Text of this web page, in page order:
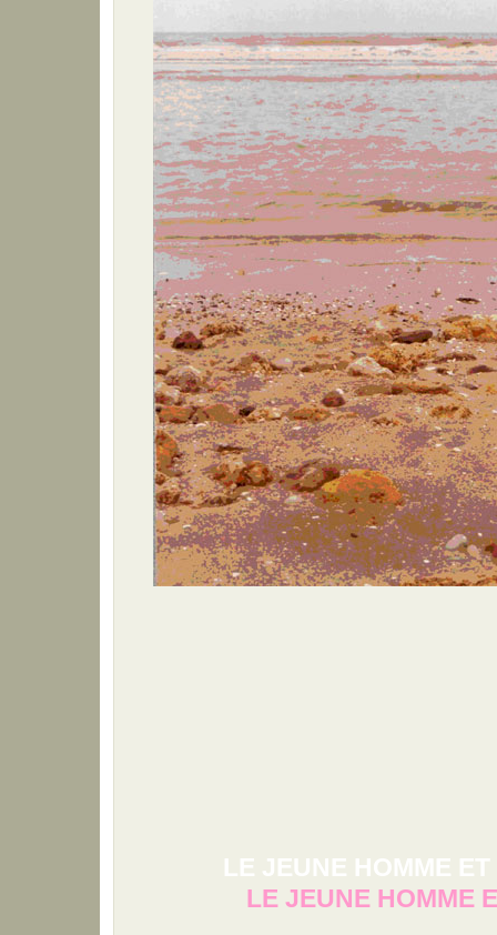
LE JEUNE HOMME
LE JEUNE HOMME